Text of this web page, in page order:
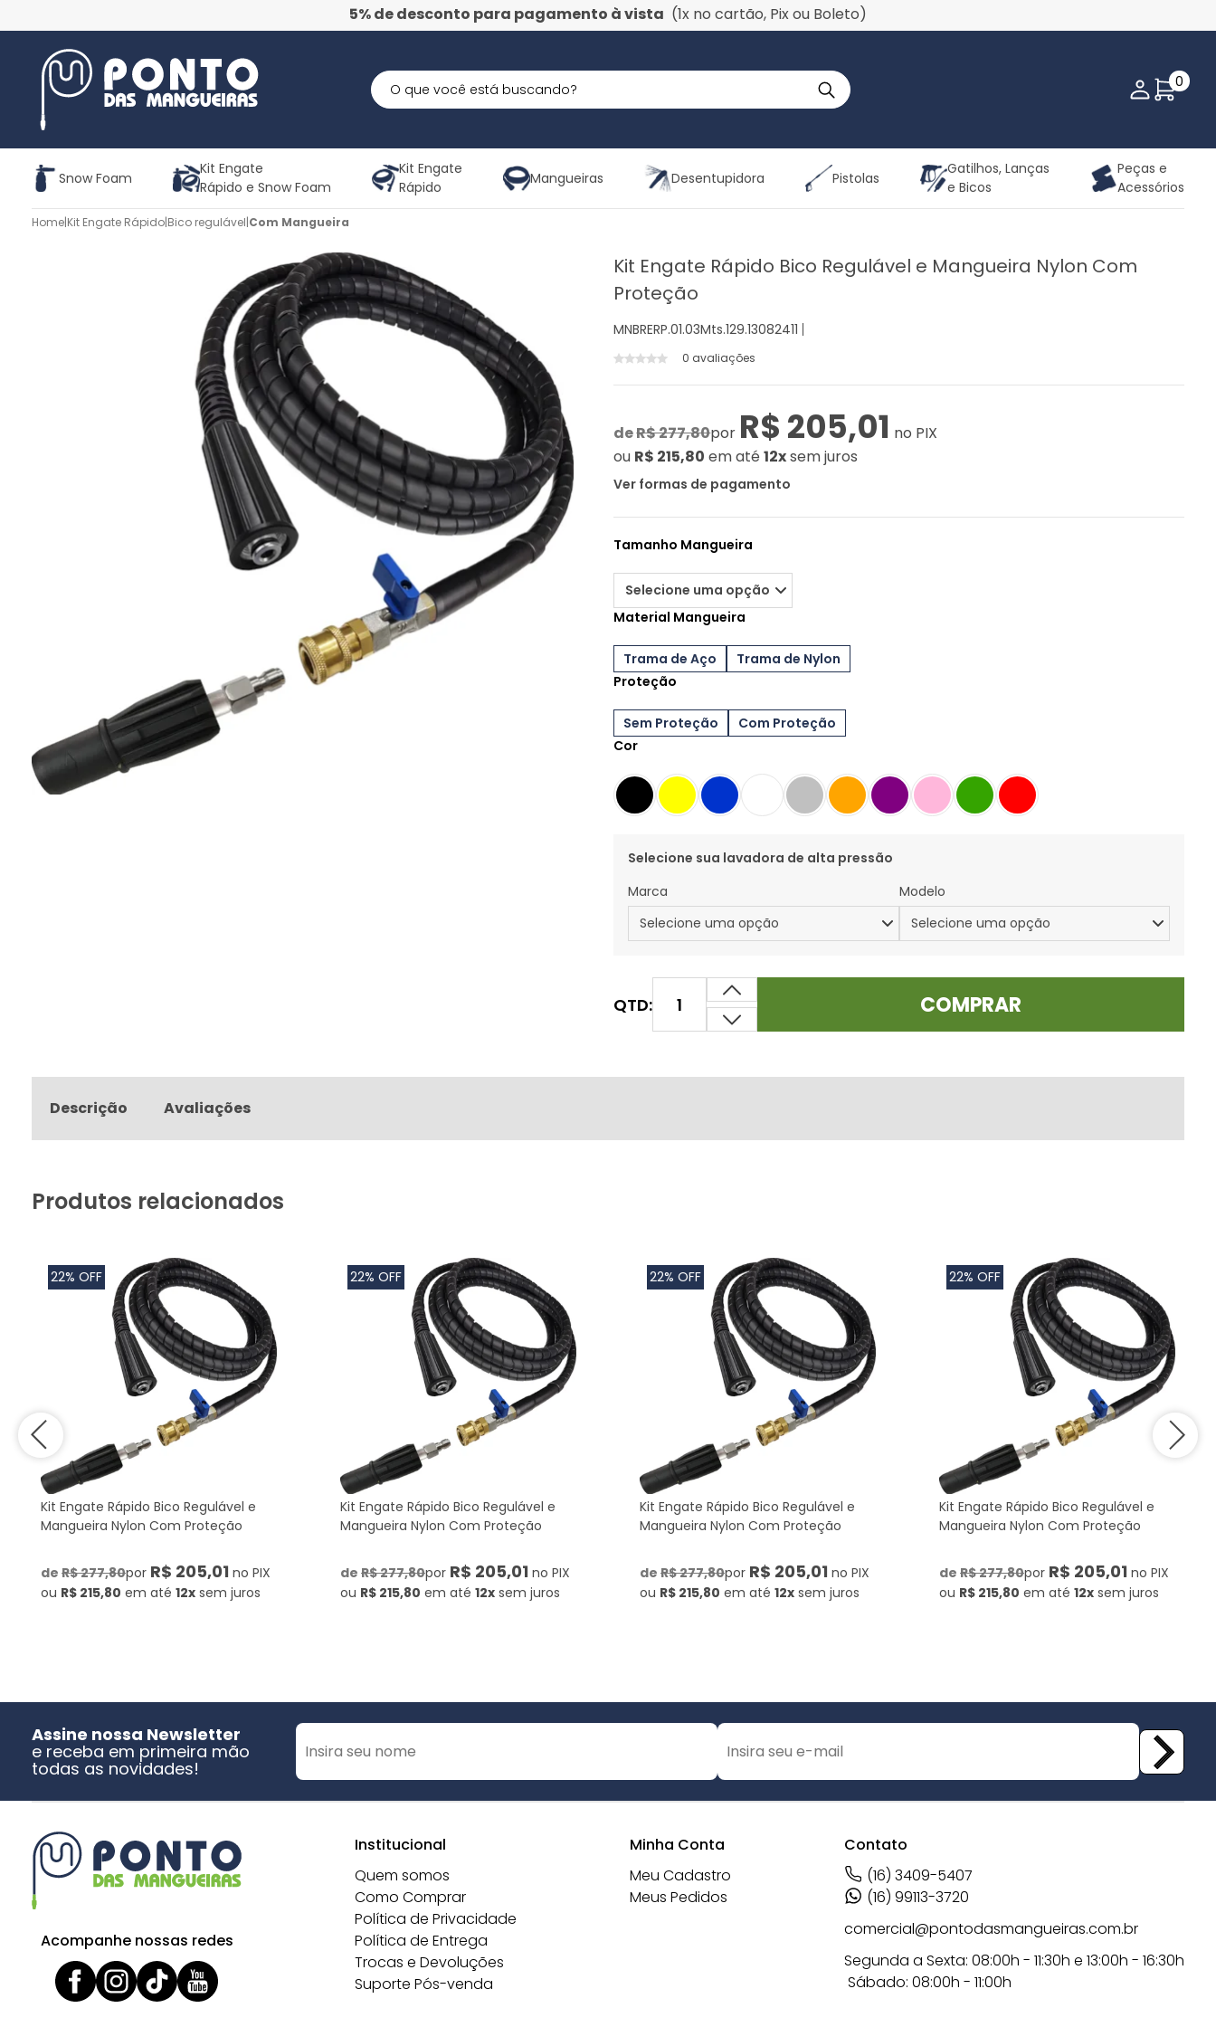
5% de desconto para pagamento à vista (1x no cartão, Pix ou Boleto)
Minha
0
Snow Foam
Kit Engate
Rápido e Snow Foam
Kit Engate
Rápido
Mangueiras Desentupidora Pistolas
Gatilhos, Lanças
e Bicos
Peças e
Acessórios
Home|Kit Engate Rápido|Bico regulável|Com Mangueira
Kit Engate Rápido Bico Regulável e Mangueira Nylon Com
Proteção
MNBRERP.01.03Mts.129.13082411
0 avaliações
deR$ 277,80por R$ 205,01 no PIX
ou R$ 215,80 em até 12xsem juros
Ver formas de pagamento
Tamanho Mangueira
Material Mangueira
Trama de Aço
Trama de Nylon
Proteção
Sem Proteção
Com Proteção
Cor
QTD: COMPRAR
Selecione sua lavadora de alta pressão
Marca
Modelo
Descrição Avaliações
Produtos relacionados
22% OFF
Kit Engate Rápido Bico Regulável e
Mangueira Nylon Com Proteção
de R$ 277,80por R$ 205,01 no PIX
ou R$ 215,80 em até 12x sem juros
22% OFF
Kit Engate Rápido Bico Regulável e
Mangueira Nylon Com Proteção
de R$ 277,80por R$ 205,01 no PIX
ou R$ 215,80 em até 12x sem juros
22% OFF
Kit Engate Rápido Bico Regulável e
Mangueira Nylon Com Proteção
de R$ 277,80por R$ 205,01 no PIX
ou R$ 215,80 em até 12x sem juros
22% OFF
Kit Engate Rápido Bico Regulável e
Mangueira Nylon Com Proteção
de R$ 277,80por R$ 205,01 no PIX
ou R$ 215,80 em até 12x sem juros
Assine nossa Newsletter
e receba em primeira mão
todas as novidades!
Acompanhe nossas redes
Institucional
Quem somos
Como Comprar
Política de Privacidade
Política de Entrega
Trocas e Devoluções
Suporte Pós-venda
Minha Conta
Meu Cadastro
Meus Pedidos
Contato
(16) 3409-5407
(16) 99113-3720
comercial@pontodasmangueiras.com.br
Segunda a Sexta: 08:00h - 11:30h e 13:00h - 16:30h
Sábado: 08:00h - 11:00h